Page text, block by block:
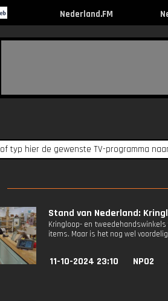
Nederland.FM
Stand van Nederland:
Kringloop- en
items. Maar is het nog wel
11-10-2024 23:10 NPO2